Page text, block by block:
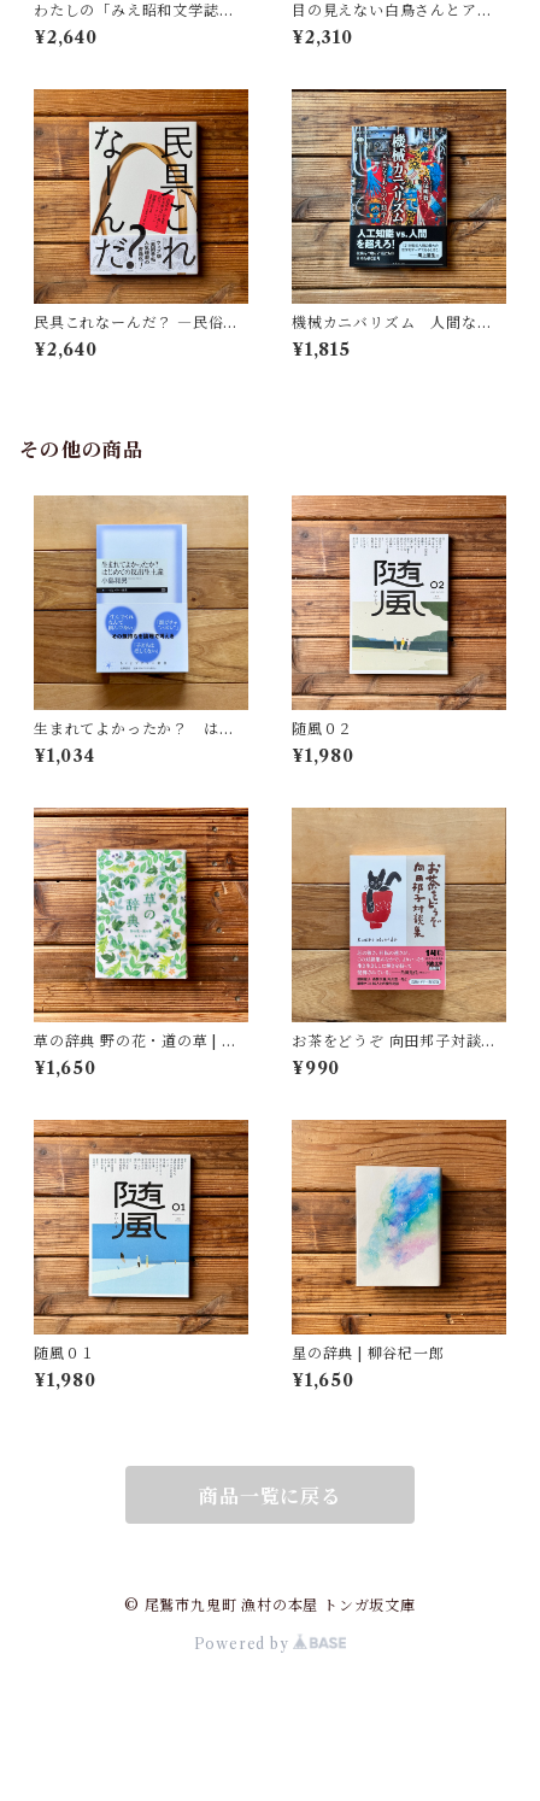
わたしの「みえ昭和文学誌」 |
藤田 明
¥2,640
目の見えない白鳥さんとアー
トを見にいく | 川内 有緒
¥2,310
民具これなーんだ？ ―民俗学
者・宮本常一が美術大学に遺
した民具コレクション | 加藤幸
¥2,640
機械カニバリズム 人間なき
あとの人類学へ｜久保 明教
¥1,815
その他の商品
生まれてよかったか？ はじ
めての反出生主義 | 小島 和男
¥1,034
随風０２
¥1,980
草の辞典 野の花・道の草 | 森
乃おと, ささきみえこ（イラス
ト）
¥1,650
お茶をどうぞ 向田邦子対談集 |
向田 邦子
¥990
随風０１
¥1,980
星の辞典 | 柳谷杞一郎
¥1,650
商品一覧に戻る
© 尾鷲市九鬼町 漁村の本屋 トンガ坂文庫
Powered by